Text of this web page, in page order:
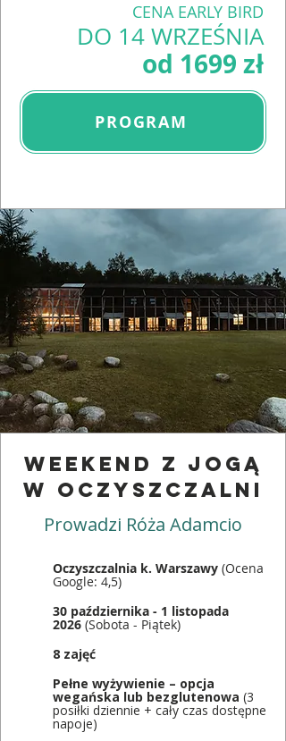
CENA EARLY BIRD
DO 14 WRZEŚNIA
od 1699 zł
PROGRAM
weekend z jOGĄ
w oczyszczalni
Prowadzi Róża Adamcio
Oczyszczalnia k. Warszawy (Ocena
Google: 4,5)
30 października - 1 listopada
2026 (Sobota - Piątek)
8 zajęć
Pełne wyżywienie – opcja
wegańska lub bezglutenowa (3
posiłki dziennie + cały czas dostępne
napoje)